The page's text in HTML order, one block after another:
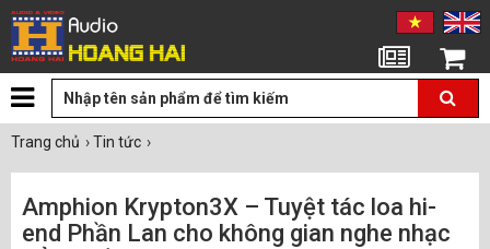
Giỏ hàng
Trang chủ ›Tin tức ›
Amphion Krypton3X – Tuyệt tác loa hi-
end Phần Lan cho không gian nghe nhạc